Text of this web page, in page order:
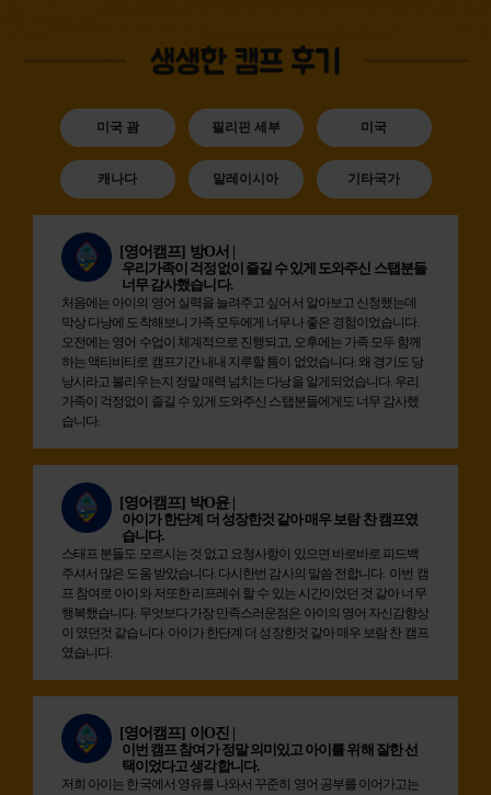
미국 괌 필리핀 세부 미국
캐나다 말레이시아 기타국가
[영어캠프] 방O서 |
우리가족이 걱정없이 즐길 수 있게 도와주신 스탭분들
너무 감사했습니다.
처음에는 아이의 영어 실력을 늘려주고 싶어서 알아보고 신청했는데
막상 다낭에 도착해보니 가족 모두에게 너무나 좋은 경험이었습니다.
오전에는 영어 수업이 체계적으로 진행되고, 오후에는 가족 모두 함께
하는 액티비티로 캠프기간 내내 지루할 틈이 없었습니다. 왜 경기도 당
낭시라고 불리우는지 정말 매력 넘치는 다낭을 알게되었습니다. 우리
가족이 걱정없이 즐길 수 있게 도와주신 스탭분들에게도 너무 감사했
습니다.
[영어캠프] 박O윤 |
아이가 한단계 더 성장한것 같아 매우 보람 찬 캠프였
습니다.
스태프 분들도 모르시는 것 없고 요청사항이 있으면 바로바로 피드백
주셔서 많은 도움 받았습니다. 다시한번 감사의 말씀 전합니다. 이번 캠
프 참여로 아이와 저또한 리프레쉬 할 수 있는 시간이었던 것 같아 너무
행복했습니다. 무엇보다 가장 만족스러운점은 아이의 영어 자신감향상
이 였던것 같습니다. 아이가 한단계 더 성장한것 같아 매우 보람 찬 캠프
였습니다.
[영어캠프] 이O진 |
이번 캠프 참여가 정말 의미있고 아이를 위해 잘한 선
택이었다고 생각합니다.
저희 아이는 한국에서 영유를 나와서 꾸준히 영어 공부를 이어가고는